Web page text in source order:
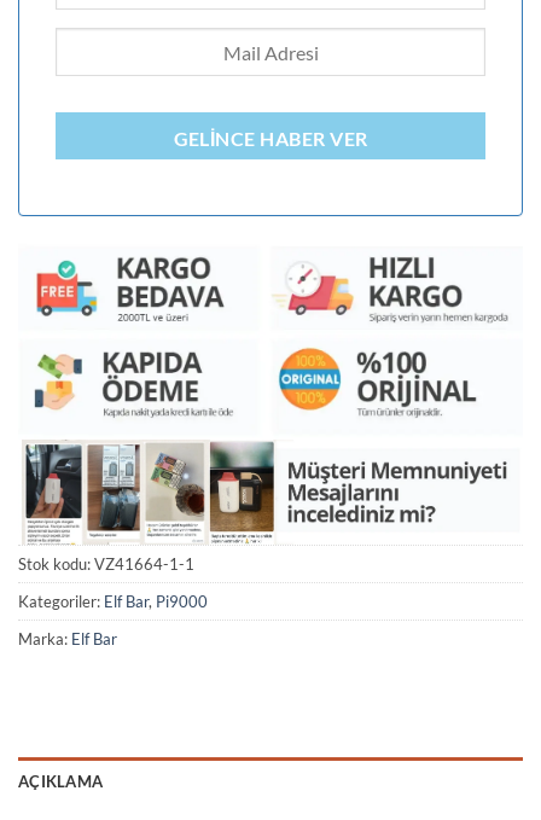
GELINCE HABER VER
Stok kodu:VZ41664-1-1
Kategoriler: Elf Bar, Pi9000
Marka: Elf Bar
AÇIKLAMA